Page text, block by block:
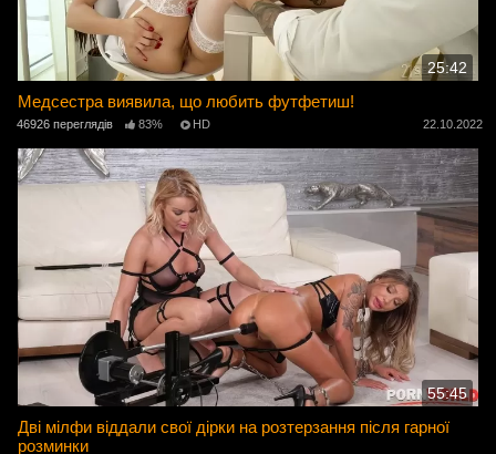
25:42
Медсестра виявила, що любить футфетиш!
46926 переглядів 83% HD 22.10.2022
55:45
Дві мілфи віддали свої дірки на розтерзання після гарної
розминки